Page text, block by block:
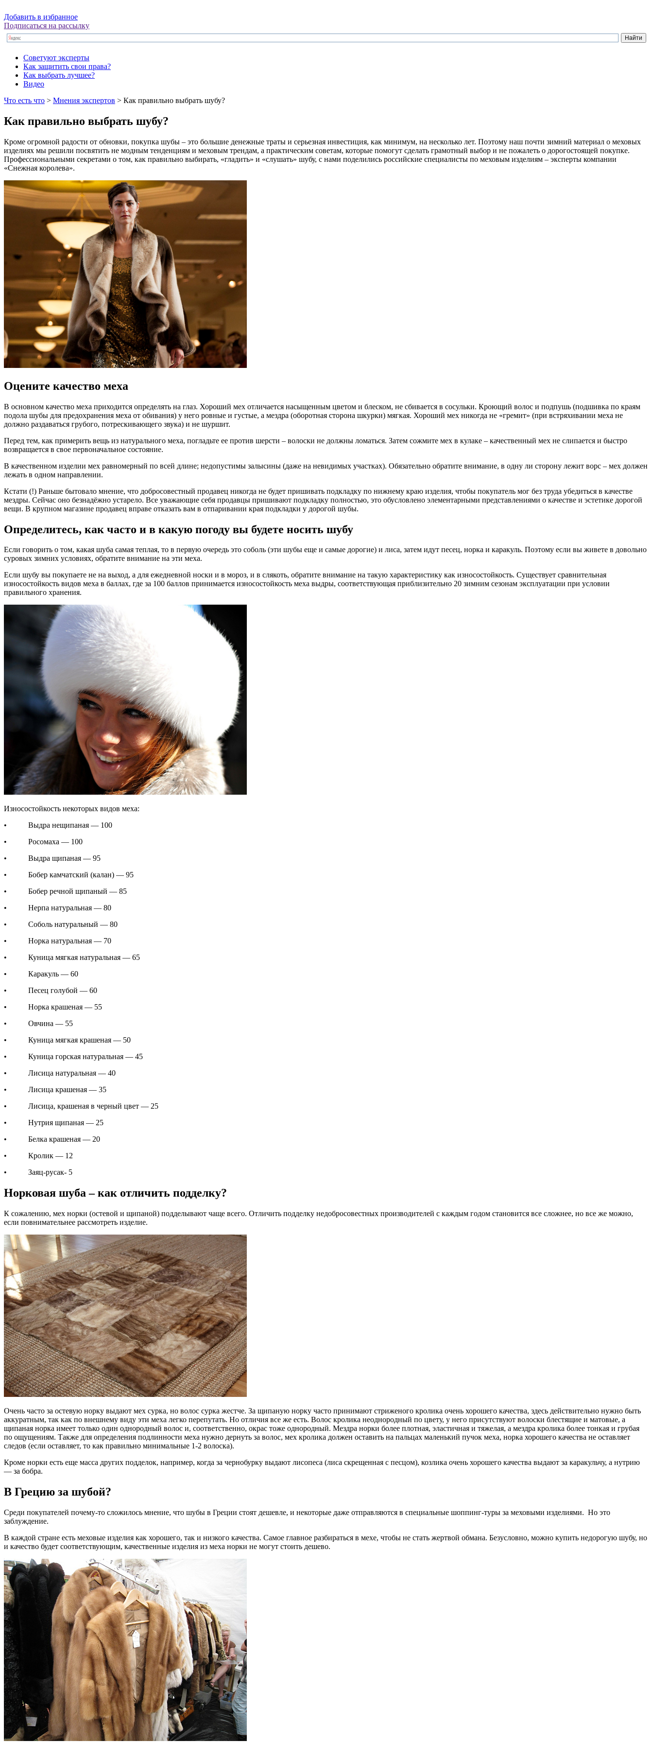
Добавить в избранное
Подписаться на рассылку
Советуют эксперты
Как защитить свои права?
Как выбрать лучшее?
Видео
Что есть что > Мнения экспертов > Как правильно выбрать шубу?
Как правильно выбрать шубу?
Кроме огромной радости от обновки, покупка шубы – это большие денежные траты и серьезная инвестиция, как минимум, на несколько лет. Поэтому наш почти зимний материал о меховых
изделиях мы решили посвятить не модным тенденциям и меховым трендам, а практическим советам, которые помогут сделать грамотный выбор и не пожалеть о дорогостоящей покупке.
Профессиональными секретами о том, как правильно выбирать, «гладить» и «слушать» шубу, с нами поделились российские специалисты по меховым изделиям – эксперты компании
«Снежная королева».
Оцените качество меха
В основном качество меха приходится определять на глаз. Хороший мех отличается насыщенным цветом и блеском, не сбивается в сосульки. Кроющий волос и подпушь (подшивка по краям
подола шубы для предохранения меха от обивания) у него ровные и густые, а мездра (оборотная сторона шкурки) мягкая. Хороший мех никогда не «гремит» (при встряхивании меха не
должно раздаваться грубого, потрескивающего звука) и не шуршит.
Перед тем, как примерить вещь из натурального меха, погладьте ее против шерсти – волоски не должны ломаться. Затем сожмите мех в кулаке – качественный мех не слипается и быстро
возвращается в свое первоначальное состояние.
В качественном изделии мех равномерный по всей длине; недопустимы залысины (даже на невидимых участках). Обязательно обратите внимание, в одну ли сторону лежит ворс – мех должен
лежать в одном направлении.
Кстати (!) Раньше бытовало мнение, что добросовестный продавец никогда не будет пришивать подкладку по нижнему краю изделия, чтобы покупатель мог без труда убедиться в качестве
мездры. Сейчас оно безнадёжно устарело. Все уважающие себя продавцы пришивают подкладку полностью, это обусловлено элементарными представлениями о качестве и эстетике дорогой
вещи. В крупном магазине продавец вправе отказать вам в отпаривании края подкладки у дорогой шубы.
Определитесь, как часто и в какую погоду вы будете носить шубу
Если говорить о том, какая шуба самая теплая, то в первую очередь это соболь (эти шубы еще и самые дорогие) и лиса, затем идут песец, норка и каракуль. Поэтому если вы живете в довольно
суровых зимних условиях, обратите внимание на эти меха.
Если шубу вы покупаете не на выход, а для ежедневной носки и в мороз, и в слякоть, обратите внимание на такую характеристику как износостойкость. Существует сравнительная
износостойкость видов меха в баллах, где за 100 баллов принимается износостойкость меха выдры, соответствующая приблизительно 20 зимним сезонам эксплуатации при условии
правильного хранения.
Износостойкость некоторых видов меха:
• Выдра нещипаная — 100
• Росомаха — 100
• Выдра щипаная — 95
• Бобер камчатский (калан) — 95
• Бобер речной щипаный — 85
• Нерпа натуральная — 80
• Соболь натуральный — 80
• Норка натуральная — 70
• Куница мягкая натуральная — 65
• Каракуль — 60
• Песец голубой — 60
• Норка крашеная — 55
• Овчина — 55
• Куница мягкая крашеная — 50
• Куница горская натуральная — 45
• Лисица натуральная — 40
• Лисица крашеная — 35
• Лисица, крашеная в черный цвет — 25
• Нутрия щипаная — 25
• Белка крашеная — 20
• Кролик — 12
• Заяц-русак- 5
Норковая шуба – как отличить подделку?
К сожалению, мех норки (остевой и щипаной) подделывают чаще всего. Отличить подделку недобросовестных производителей с каждым годом становится все сложнее, но все же можно,
если повнимательнее рассмотреть изделие.
Очень часто за остевую норку выдают мех сурка, но волос сурка жестче. За щипаную норку часто принимают стриженого кролика очень хорошего качества, здесь действительно нужно быть
аккуратным, так как по внешнему виду эти меха легко перепутать. Но отличия все же есть. Волос кролика неоднородный по цвету, у него присутствуют волоски блестящие и матовые, а
щипаная норка имеет только один однородный волос и, соответственно, окрас тоже однородный. Мездра норки более плотная, эластичная и тяжелая, а мездра кролика более тонкая и грубая
по ощущениям. Также для определения подлинности меха нужно дернуть за волос, мех кролика должен оставить на пальцах маленький пучок меха, норка хорошего качества не оставляет
следов (если оставляет, то как правильно минимальные 1-2 волоска).
Кроме норки есть еще масса других подделок, например, когда за чернобурку выдают лисопеса (лиса скрещенная с песцом), козлика очень хорошего качества выдают за каракульчу, а нутрию
— за бобра.
В Грецию за шубой?
Среди покупателей почему-то сложилось мнение, что шубы в Греции стоят дешевле, и некоторые даже отправляются в специальные шоппинг-туры за меховыми изделиями. Но это
заблуждение.
В каждой стране есть меховые изделия как хорошего, так и низкого качества. Самое главное разбираться в мехе, чтобы не стать жертвой обмана. Безусловно, можно купить недорогую шубу, но
и качество будет соответствующим, качественные изделия из меха норки не могут стоить дешево.